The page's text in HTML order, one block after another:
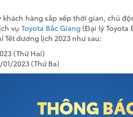
hàng sắp xếp thời gian, chủ
vụ Toyota Bắc Giang (Đại lý Toyota
Tết dương lịch 2023 như sau:
(Thứ Hai)
2023 (Thứ Ba)